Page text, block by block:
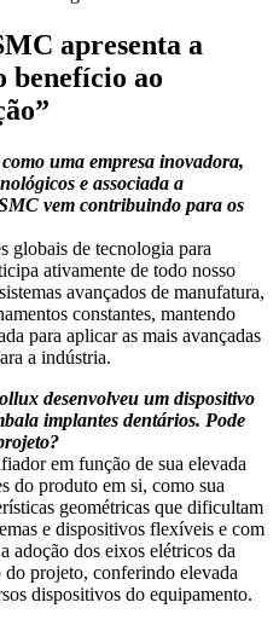
apresenta a
benefício ao
uma empresa inovadora,
e associada a
vem contribuindo para os
globais de tecnologia para
ativamente de todo nosso
avançados de manufatura,
constantes, mantendo
para aplicar as mais avançadas
a indústria.
desenvolveu um dispositivo
implantes dentários. Pode
em função de sua elevada
do produto em si, como sua
geométricas que dificultam
e dispositivos flexíveis e com
adoção dos eixos elétricos da
do projeto, conferindo elevada
dispositivos do equipamento.